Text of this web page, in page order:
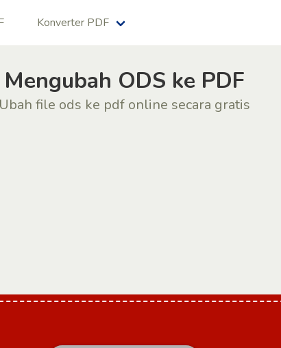
Konverter PDF
Mengubah ODS ke PDF
Ubah file ods ke pdf online secara gratis